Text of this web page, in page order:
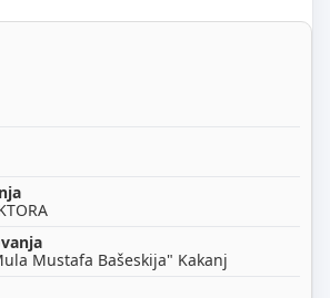
Mustafa Bašeskija" Kakanj